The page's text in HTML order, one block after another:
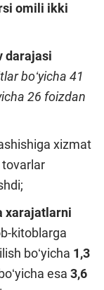
omili ikki
darajasi
boʻyicha 41
26 foizdan
xizmat
tovarlar
xarajatlarni
kitoblarga
boʻyicha 1,3
boʻyicha esa 3,6